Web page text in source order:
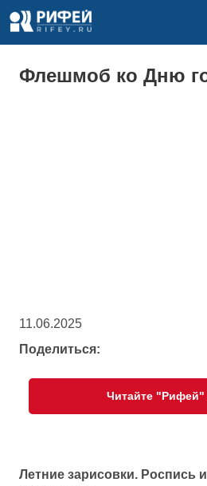
Флешмоб ко Дню
11.06.2025
Поделиться:
Читайте "Рифей"
Летние зарисовки. Роспись